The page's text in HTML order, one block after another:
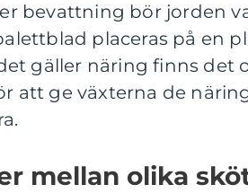
bevattning bör jorden
placeras på en
gäller näring finns det
att ge växterna de
mellan olika